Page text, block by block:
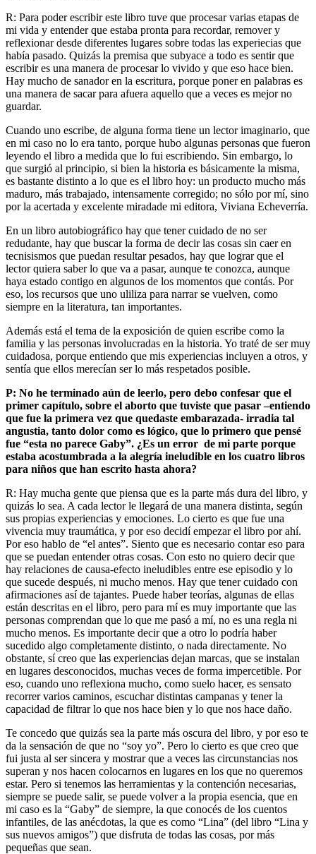
R: Para poder escribir este libro tuve que procesar varias etapas de
mi vida y entender que estaba pronta para recordar, remover y
reflexionar desde diferentes lugares sobre todas las experiecias que
había pasado. Quizás la premisa que subyace a todo es sentir que
escribir es una manera de procesar lo vivido y que eso hace bien.
Hay mucho de sanador en la escritura, porque poner en palabras es
una manera de sacar para afuera aquello que a veces es mejor no
guardar.
Cuando uno escribe, de alguna forma tiene un lector imaginario, que
en mi caso no lo era tanto, porque hubo algunas personas que fueron
leyendo el libro a medida que lo fui escribiendo. Sin embargo, lo
que surgió al principio, si bien la historia es básicamente la misma,
es bastante distinto a lo que es el libro hoy: un producto mucho más
maduro, más trabajado, intensamente corregido; no sólo por mí, sino
por la acertada y excelente miradade mi editora, Viviana Echeverría.
En un libro autobiográfico hay que tener cuidado de no ser
redudante, hay que buscar la forma de decir las cosas sin caer en
tecnisismos que puedan resultar pesados, hay que lograr que el
lector quiera saber lo que va a pasar, aunque te conozca, aunque
haya estado contigo en algunos de los momentos que contás. Por
eso, los recursos que uno uliliza para narrar se vuelven, como
siempre en la literatura, tan importantes.
Además está el tema de la exposición de quien escribe como la
familia y las personas involucradas en la historia. Yo traté de ser muy
cuidadosa, porque entiendo que mis experiencias incluyen a otros, y
sentía que ellos merecían ser lo más respetados posible.
P: No he terminado aún de leerlo, pero debo confesar que el
primer capítulo, sobre el aborto que tuviste que pasar –entiendo
que fue la primera vez que quedaste embarazada- irradia tal
angustia, tanto dolor como es lógico, que lo primero que pensé
fue “esta no parece Gaby”. ¿Es un error de mi parte porque
estaba acostumbrada a la alegría ineludible en los cuatro libros
para niños que han escrito hasta ahora?
R: Hay mucha gente que piensa que es la parte más dura del libro, y
quizás lo sea. A cada lector le llegará de una manera distinta, según
sus propias experiencias y emociones. Lo cierto es que fue una
vivencia muy traumática, y por eso decidí empezar el libro por ahí.
Por eso hablo de “el antes”. Siento que es necesario contar eso para
que se puedan entender otras cosas. Con esto no quiero decir que
hay relaciones de causa-efecto ineludibles entre ese episodio y lo
que sucede después, ni mucho menos. Hay que tener cuidado con
afirmaciones así de tajantes. Puede haber teorías, algunas de ellas
están descritas en el libro, pero para mí es muy importante que las
personas comprendan que lo que me pasó a mí, no es una regla ni
mucho menos. Es importante decir que a otro lo podría haber
sucedido algo completamente distinto, o nada directamente. No
obstante, sí creo que las experiencias dejan marcas, que se instalan
en lugares desconocidos, muchas veces de forma impercetible. Por
eso, cuando uno reflexiona mucho, como suelo hacer, es sensato
recorrer varios caminos, escuchar distintas campanas y tener la
capacidad de filtrar lo que nos hace bien y lo que nos hace daño.
Te concedo que quizás sea la parte más oscura del libro, y por eso te
da la sensación de que no “soy yo”. Pero lo cierto es que creo que
fui justa al ser sincera y mostrar que a veces las circunstancias nos
superan y nos hacen colocarnos en lugares en los que no queremos
estar. Pero si tenemos las herramientas y la contención necesarias,
siempre se puede salir, se puede volver a la propia esencia, que en
mi caso es la “Gaby” de siempre, la que conocés de los cuentos
infantiles, de las anécdotas, la que es como “Lina” (del libro “Lina y
sus nuevos amigos”) que disfruta de todas las cosas, por más
pequeñas que sean.